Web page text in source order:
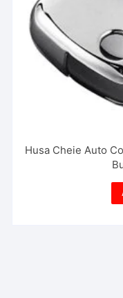
Husa Cheie Auto